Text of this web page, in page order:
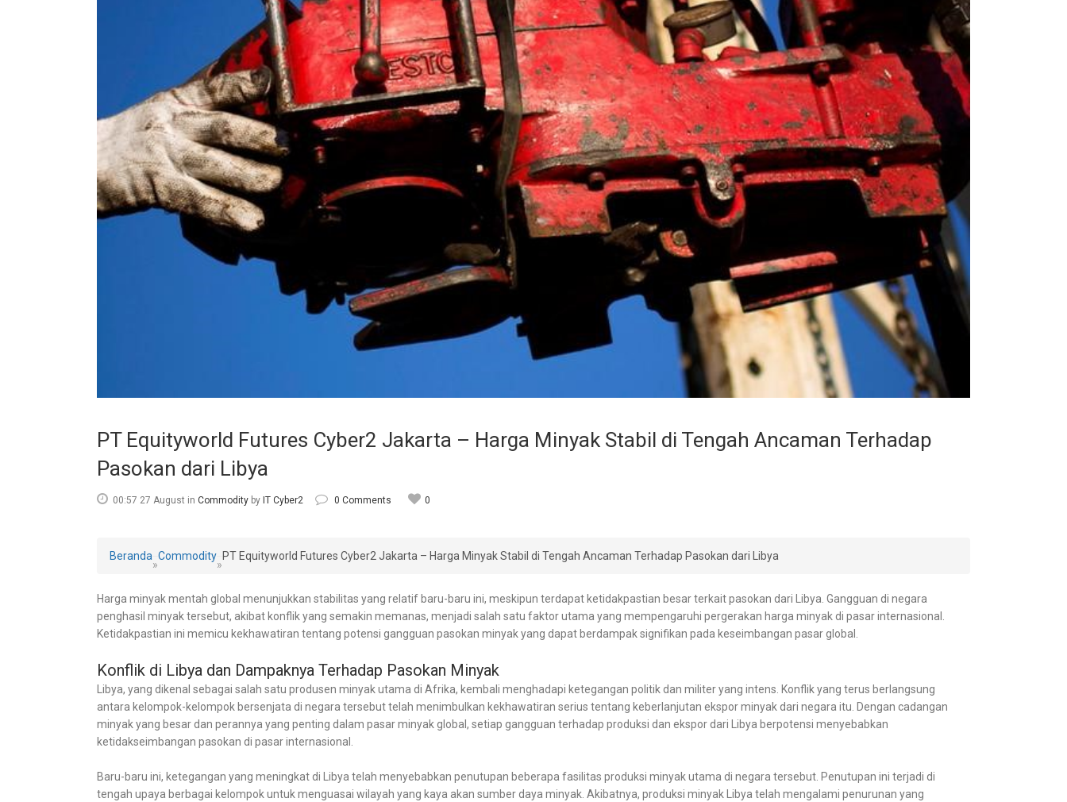
PT Equityworld Futures Cyber2 Jakarta – Harga Minyak Stabil di Tengah Ancaman Terhadap
Pasokan dari Libya
00:57 27 August in Commodity by IT Cyber2 0 Comments 0
Beranda
»
Commodity
»
PT Equityworld Futures Cyber2 Jakarta – Harga Minyak Stabil di Tengah Ancaman Terhadap Pasokan dari Libya
Harga minyak mentah global menunjukkan stabilitas yang relatif baru-baru ini, meskipun terdapat ketidakpastian besar terkait pasokan dari Libya. Gangguan di negara
penghasil minyak tersebut, akibat konflik yang semakin memanas, menjadi salah satu faktor utama yang mempengaruhi pergerakan harga minyak di pasar internasional.
Ketidakpastian ini memicu kekhawatiran tentang potensi gangguan pasokan minyak yang dapat berdampak signifikan pada keseimbangan pasar global.
Konflik di Libya dan Dampaknya Terhadap Pasokan Minyak
Libya, yang dikenal sebagai salah satu produsen minyak utama di Afrika, kembali menghadapi ketegangan politik dan militer yang intens. Konflik yang terus berlangsung
antara kelompok-kelompok bersenjata di negara tersebut telah menimbulkan kekhawatiran serius tentang keberlanjutan ekspor minyak dari negara itu. Dengan cadangan
minyak yang besar dan perannya yang penting dalam pasar minyak global, setiap gangguan terhadap produksi dan ekspor dari Libya berpotensi menyebabkan
ketidakseimbangan pasokan di pasar internasional.
Baru-baru ini, ketegangan yang meningkat di Libya telah menyebabkan penutupan beberapa fasilitas produksi minyak utama di negara tersebut. Penutupan ini terjadi di
tengah upaya berbagai kelompok untuk menguasai wilayah yang kaya akan sumber daya minyak. Akibatnya, produksi minyak Libya telah mengalami penurunan yang